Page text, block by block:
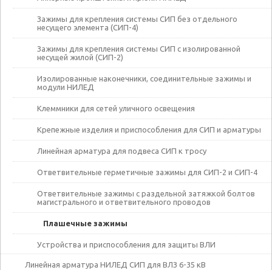
Зажимы для крепления системы СИП без отдельного
несущего элемента (СИП-4)
Зажимы для крепления системы СИП с изолированной
несущей жилой (СИП-2)
Изолированные наконечники, соединительные зажимы и
модули НИЛЕД
Клеммники для сетей уличного освещения
Крепежные изделия и приспособления для СИП и арматуры
Линейная арматура для подвеса СИП к тросу
Ответвительные герметичные зажимы для СИП-2 и СИП-4
Ответвительные зажимы с раздельной затяжкой болтов
магистрального и ответвительного проводов
Плашечные зажимы
Устройства и приспособления для защиты ВЛИ
Линейная арматура НИЛЕД СИП для ВЛЗ 6-35 кВ